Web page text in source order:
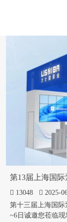
第13届上海国际
13048
2025-
第十三届上海国际
~6日诚邀您莅临